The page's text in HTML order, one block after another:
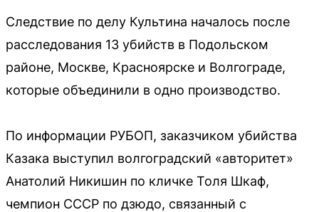
Следствие по делу Культина началось после
расследования 13 убийств в Подольском
районе, Москве, Красноярске и Волгограде,
которые объединили в одно производство.
По информации РУБОП, заказчиком убийства
Казака выступил волгоградский «авторитет»
Анатолий Никишин по кличке Толя Шкаф,
чемпион СССР по дзюдо, связанный с